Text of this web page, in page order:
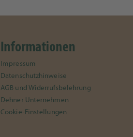
Informationen
Impressum
Datenschutzhinweise
AGB und Widerrufsbelehrung
Dehner Unternehmen
Cookie-Einstellungen